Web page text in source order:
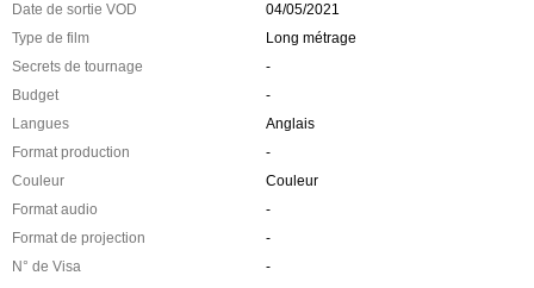
Date de sortie VOD
04/05/2021
Type de film
Long métrage
Secrets de tournage
-
Budget
-
Langues
Anglais
Format production
-
Couleur
Couleur
Format audio
-
Format de projection
-
N° de Visa
-